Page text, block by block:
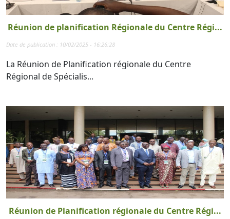
Réunion de planification Régionale du Centre Régi...
Date de publication : 10/02/2025 - 16:26:28
La Réunion de Planification régionale du Centre
Régional de Spécialis...
Réunion de Planification régionale du Centre Régi...